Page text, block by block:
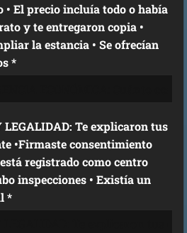
y te entregaron copia •
la estancia • Se ofrecían
*
Te explicaron tus
•Firmaste consentimiento
registrado como centro
inspecciones • Existía un
*